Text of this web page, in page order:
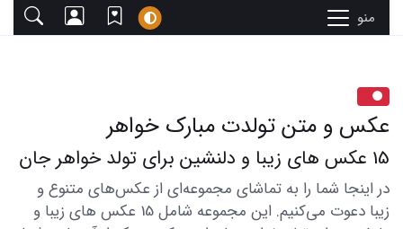
منو
عکس و متن تولدت مبارک خواهر
15 عکس های زیبا و دلنشین برای تولد خواهر جان
در اینجا شما را به تماشای مجموعه‌ای از عکس‌های متنوع و
زیبا دعوت می‌کنیم. این مجموعه شامل 15 عکس های زیبا و